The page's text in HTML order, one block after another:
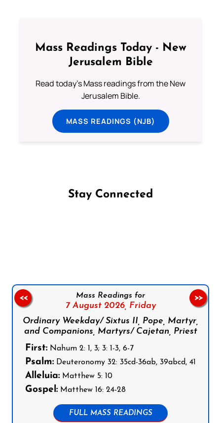
Mass Readings Today - New
Jerusalem Bible
Read today's Mass readings from the New
Jerusalem Bible.
MASS READINGS (NJB)
Stay Connected
Mass Readings for
7 August 2026, Friday
Ordinary Weekday/ Sixtus II, Pope, Martyr,
and Companions, Martyrs/ Cajetan, Priest
First: Nahum 2: 1, 3; 3: 1-3, 6-7
Psalm: Deuteronomy 32: 35cd-36ab, 39abcd, 41
Alleluia: Matthew 5: 10
Gospel: Matthew 16: 24-28
FULL MASS READINGS
<< >>